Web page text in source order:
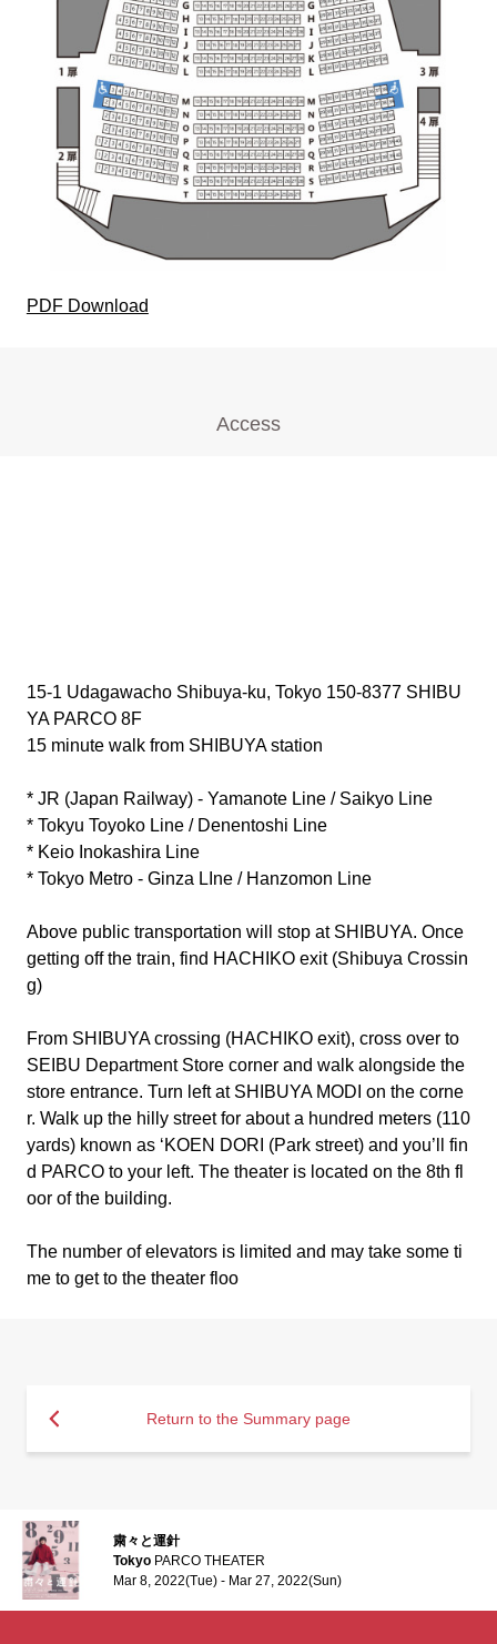
PDF Download
Access
15-1 Udagawacho Shibuya-ku, Tokyo 150-8377 SHIBU
YA PARCO 8F
15 minute walk from SHIBUYA station
* JR (Japan Railway) - Yamanote Line / Saikyo Line
* Tokyu Toyoko Line / Denentoshi Line
* Keio Inokashira Line
* Tokyo Metro - Ginza LIne / Hanzomon Line
Above public transportation will stop at SHIBUYA. Once
getting off the train, find HACHIKO exit (Shibuya Crossin
g)
From SHIBUYA crossing (HACHIKO exit), cross over to
SEIBU Department Store corner and walk alongside the
store entrance. Turn left at SHIBUYA MODI on the corne
r. Walk up the hilly street for about a hundred meters (110
yards) known as ‘KOEN DORI (Park street) and you’ll fin
d PARCO to your left. The theater is located on the 8th fl
oor of the building.
The number of elevators is limited and may take some ti
me to get to the theater floo
Return to the Summary page
粛々と運針
Tokyo PARCO THEATER
Mar 8, 2022(Tue) - Mar 27, 2022(Sun)